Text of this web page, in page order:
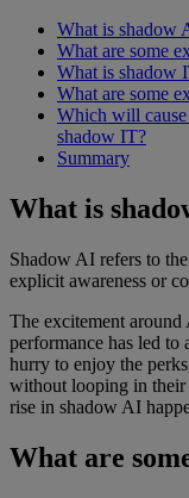
What is shadow
What are some
What is shadow
What are some
Which will
shadow IT?
Summary
What is
Shadow AI refers to
explicit awareness or
The excitement
performance has led to
hurry to enjoy the
without looping in their
rise in shadow AI
What are